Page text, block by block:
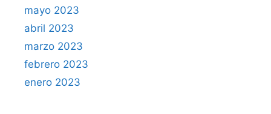
mayo 2023
abril 2023
marzo 2023
febrero 2023
enero 2023